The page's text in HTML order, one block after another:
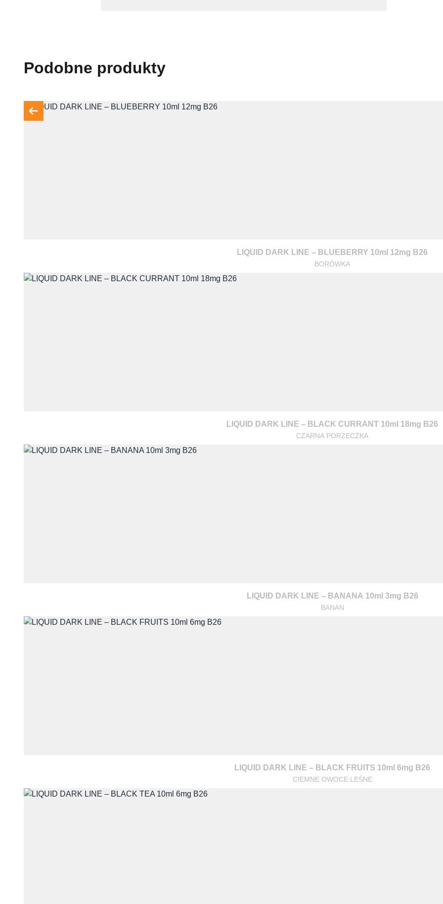
Skontaktuj się z nami
z udzieleniem odpowiedzi na zapytanie wysłane przez formularz kontaktowy, tj. przygotowanie
Podobne produkty
LIQUID DARK LINE – BLUEBERRY 10ml 12mg B26
BORÓWKA
LIQUID DARK LINE – BLACK CURRANT 10ml 18mg B26
CZARNA PORZECZKA
LIQUID DARK LINE – BANANA 10ml 3mg B26
BANAN
LIQUID DARK LINE – BLACK FRUITS 10ml 6mg B26
CIEMNE OWOCE LEŚNE